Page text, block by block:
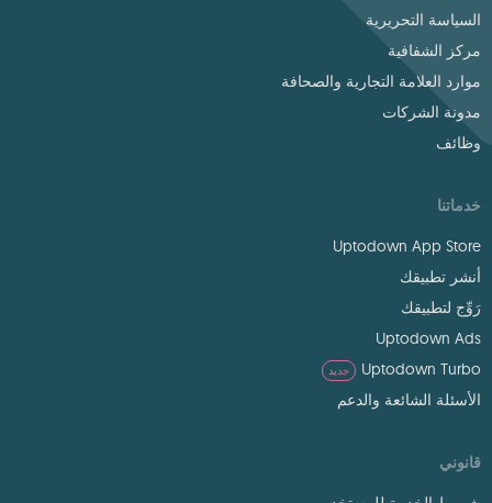
السياسة التحريرية
مركز الشفافية
موارد العلامة التجارية والصحافة
مدونة الشركات
وظائف
خدماتنا
Uptodown App Store
أنشر تطبيقك
رَوِّج لتطبيقك
Uptodown Ads
Uptodown Turbo
جديد
الأسئلة الشائعة والدعم
قانوني